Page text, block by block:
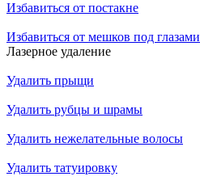
Избавиться от постакне
Избавиться от мешков под глазами
Лазерное удаление
Удалить прыщи
Удалить рубцы и шрамы
Удалить нежелательные волосы
Удалить татуировку